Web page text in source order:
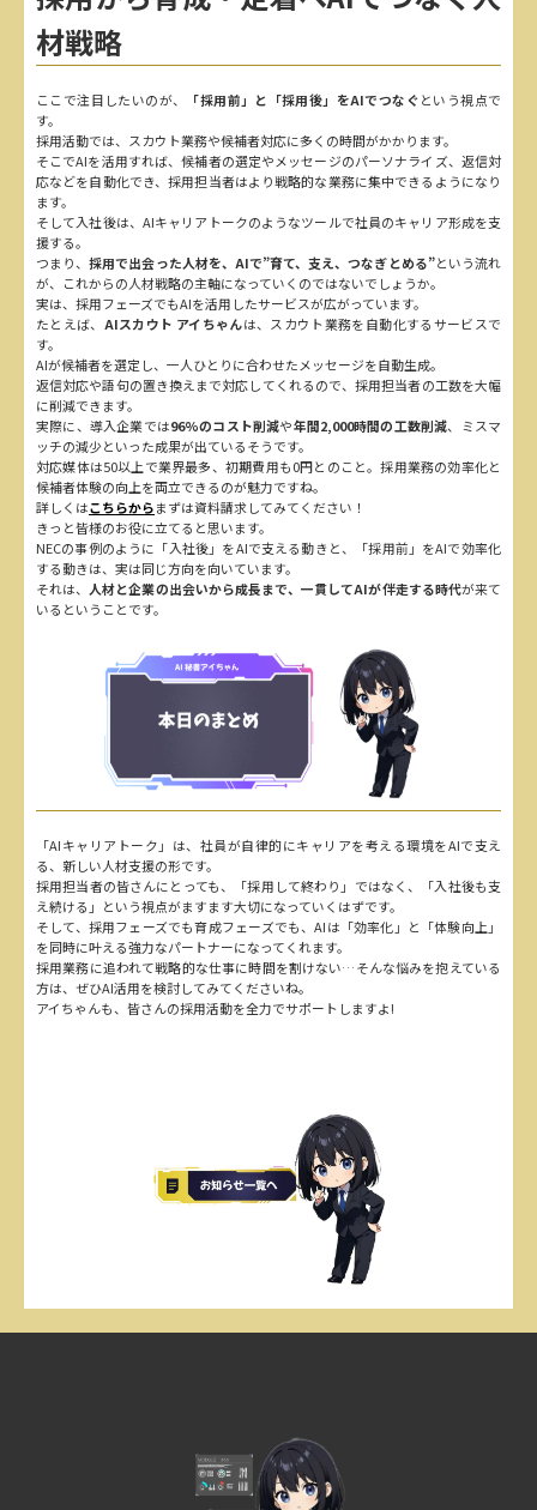
材戦略
ここで注目したいのが、 「採用前」と「採用後」をAIでつなぐという視点で
す。
採用活動では、スカウト業務や候補者対応に多くの時間がかかります。
そこでAIを活用すれば、候補者の選定やメッセージのパーソナライズ、返信対
応などを自動化でき、採用担当者はより戦略的な業務に集中できるようになり
ます。
そして入社後は、AIキャリアトークのようなツールで社員のキャリア形成を支
援する。
つまり、採用で出会った人材を、AIで”育て、支え、つなぎとめる”という流れ
が、これからの人材戦略の主軸になっていくのではないでしょうか。
実は、採用フェーズでもAIを活用したサービスが広がっています。
たとえば、 AIスカウト アイちゃんは、スカウト業務を自動化するサービスで
す。
AIが候補者を選定し、一人ひとりに合わせたメッセージを自動生成。
返信対応や語句の置き換えまで対応してくれるので、採用担当者の工数を大幅
に削減できます。
実際に、導入企業では96%のコスト削減や年間2,000時間の工数削減、ミスマ
ッチの減少といった成果が出ているそうです。
対応媒体は50以上で業界最多、初期費用も0円とのこと。採用業務の効率化と
候補者体験の向上を両立できるのが魅力ですね。
詳しくはこちらからまずは資料請求してみてください！
きっと皆様のお役に立てると思います。
NECの事例のように「入社後」をAIで支える動きと、「採用前」をAIで効率化
する動きは、実は同じ方向を向いています。
それは、人材と企業の出会いから成長まで、一貫してAIが伴走する時代が来て
いるということです。
「AIキャリアトーク」は、社員が自律的にキャリアを考える環境をAIで支え
る、新しい人材支援の形です。
採用担当者の皆さんにとっても、「採用して終わり」ではなく、「入社後も支
え続ける」という視点がますます大切になっていくはずです。
そして、採用フェーズでも育成フェーズでも、AIは「効率化」と「体験向上」
を同時に叶える強力なパートナーになってくれます。
採用業務に追われて戦略的な仕事に時間を割けない…そんな悩みを抱えている
方は、ぜひAI活用を検討してみてくださいね。
アイちゃんも、皆さんの採用活動を全力でサポートしますよ!